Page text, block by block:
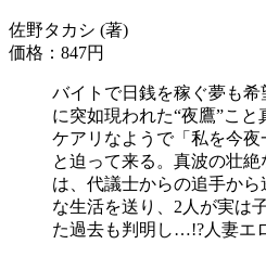
佐野タカシ (著)
価格：847円
バイトで日銭を稼ぐ夢も
に突如現われた“夜鷹”こ
ケアリなようで「私を今夜
と迫って来る。真波の壮
は、代議士からの追手か
な生活を送り、2人が実は
た過去も判明し…!?人妻エ